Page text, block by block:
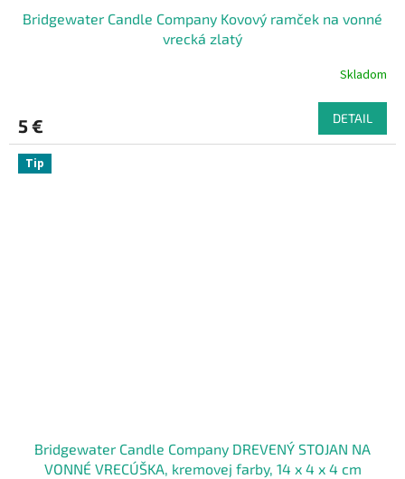
Bridgewater Candle Company Kovový ramček na vonné
vrecká zlatý
Skladom
5 € DETAIL
Tip
Bridgewater Candle Company DREVENÝ STOJAN NA
VONNÉ VRECÚŠKA, kremovej farby, 14 x 4 x 4 cm